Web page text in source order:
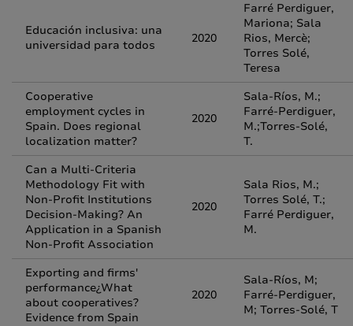
Educación inclusiva: una
universidad para todos
2020
Farré Perdiguer,
Mariona; Sala
Rios, Mercè;
Torres Solé,
Teresa
Cooperative
employment cycles in
Spain. Does regional
localization matter?
2020
Sala-Ríos, M.;
Farré-Perdiguer,
M.;Torres-Solé,
T.
Can a Multi-Criteria
Methodology Fit with
Non-Profit Institutions
Decision-Making? An
Application in a Spanish
Non-Profit Association
2020
Sala Rios, M.;
Torres Solé, T.;
Farré Perdiguer,
M.
Exporting and firms'
performance¿What
about cooperatives?
Evidence from Spain
2020
Sala-Ríos, M;
Farré-Perdiguer,
M; Torres-Solé, T